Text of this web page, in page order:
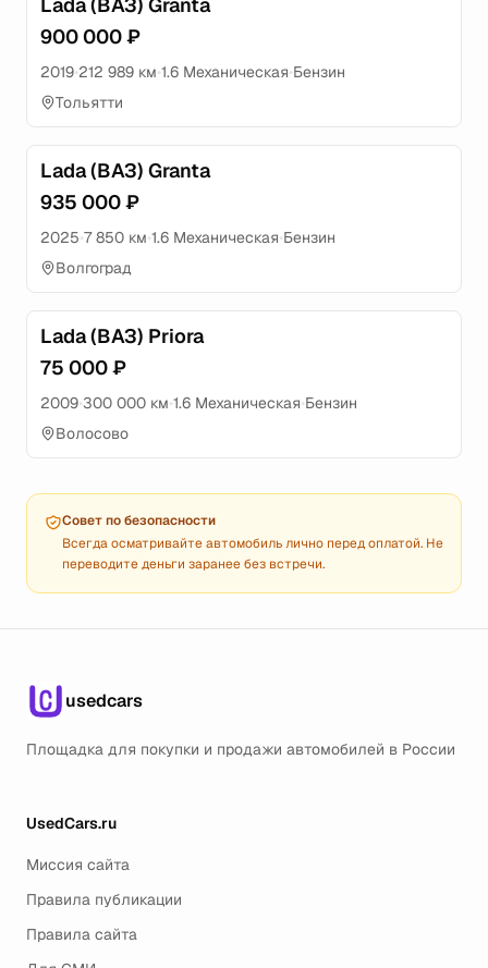
900 000 ₽
2019•212 989 км•1.6 Механическая•Бензин
Тольятти
Lada (ВАЗ) Granta
935 000 ₽
2025•7 850 км•1.6 Механическая•Бензин
Волгоград
Lada (ВАЗ) Priora
75 000 ₽
2009•300 000 км•1.6 Механическая•Бензин
Волосово
Совет по безопасности
Всегда осматривайте автомобиль лично перед оплатой. Не
переводите деньги заранее без встречи.
usedcars
Площадка для покупки и продажи автомобилей в России
UsedCars.ru
Миссия сайта
Правила публикации
Правила сайта